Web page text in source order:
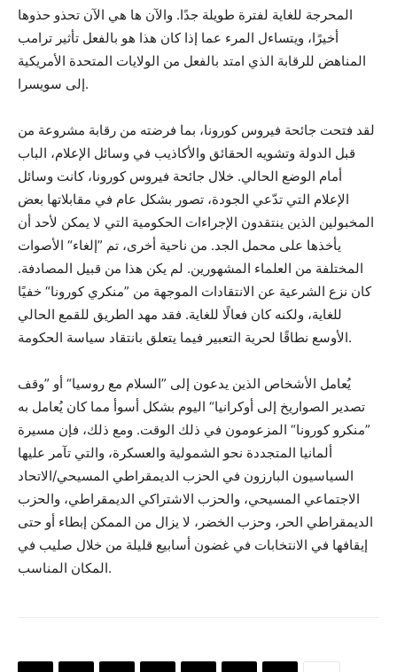
المحرجة للغاية لفترة طويلة جدًا. والآن ها هي الآن تحذو حذوها
أخيرًا، ويتساءل المرء عما إذا كان هذا هو بالفعل تأثير ترامب
المناهض للرقابة الذي امتد بالفعل من الولايات المتحدة الأمريكية
إلى سويسرا.
لقد فتحت جائحة فيروس كورونا، بما فرضته من رقابة مشروعة من
قبل الدولة وتشويه الحقائق والأكاذيب في وسائل الإعلام، الباب
أمام الوضع الحالي. خلال جائحة فيروس كورونا، كانت وسائل
الإعلام التي تدّعي الجودة، تصور بشكل عام في مقابلاتها بعض
المخبولين الذين ينتقدون الإجراءات الحكومية التي لا يمكن لأحد أن
يأخذها على محمل الجد. من ناحية أخرى، تم ”إلغاء“ الأصوات
المختلفة من العلماء المشهورين. لم يكن هذا من قبيل المصادفة.
كان نزع الشرعية عن الانتقادات الموجهة من ”منكري كورونا“ خفيًا
للغاية، ولكنه كان فعالًا للغاية. فقد مهد الطريق للقمع الحالي
الأوسع نطاقًا لحرية التعبير فيما يتعلق بانتقاد سياسة الحكومة.
يُعامل الأشخاص الذين يدعون إلى ”السلام مع روسيا“ أو ”وقف
تصدير الصواريخ إلى أوكرانيا“ اليوم بشكل أسوأ مما كان يُعامل به
”منكرو كورونا“ المزعومون في ذلك الوقت. ومع ذلك، فإن مسيرة
ألمانيا المتجددة نحو الشمولية والعسكرة، والتي تآمر عليها
السياسيون البارزون في الحزب الديمقراطي المسيحي/الاتحاد
الاجتماعي المسيحي، والحزب الاشتراكي الديمقراطي، والحزب
الديمقراطي الحر، وحزب الخضر، لا يزال من الممكن إبطاء أو حتى
إيقافها في الانتخابات في غضون أسابيع قليلة من خلال صليب في
المكان المناسب.